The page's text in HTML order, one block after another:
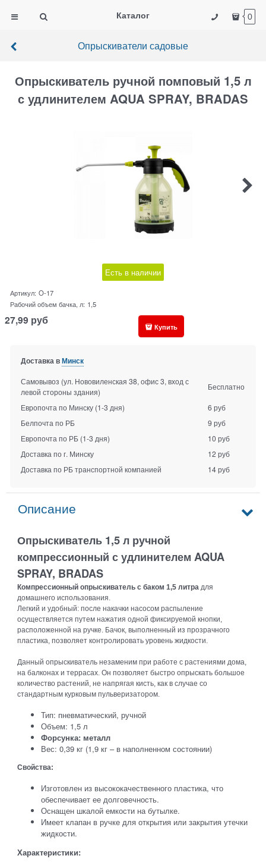
Каталог 0
Опрыскиватели садовые
Опрыскиватель ручной помповый 1,5 л
с удлинителем AQUA SPRAY, BRADAS
Есть в наличии
Артикул: O-17
Рабочий объем бачка, л: 1,5
27,99 руб Купить
Доставка вМинск
Самовывоз (ул. Нововиленская 38, офис 3, вход с
левой стороны здания)
Бесплатно
Европочта по Минску (1-3 дня)
6 руб
Белпочта по РБ
9 руб
Европочта по РБ (1-3 дня)
10 руб
Доставка по г. Минску
12 руб
Доставка по РБ транспортной компанией
14 руб
Описание
Опрыскиватель 1,5 л ручной
компрессионный с удлинителем AQUA
SPRAY, BRADAS
Компрессионный опрыскиватель с баком 1,5 литрадля
домашнего использования.
Легкий и удобный: после накачки насосом распыление
осуществляется путем нажатия одной фиксируемой кнопки,
расположенной на ручке. Бачок, выполненный из прозрачного
пластика, позволяет контролировать уровень жидкости.
Данный опрыскиватель незаменим при работе с растениями дома,
на балконах и террасах. Он позволяет быстро опрыскать большое
количество растений, не напрягая кисть, как в случае со
стандартным курковым пульверизатором.
Тип: пневматический, ручной
Объем: 1,5 л
Форсунка: металл
Вес: 0,39 кг (1,9 кг – в наполненном состоянии)
Свойства:
Изготовлен из высококачественного пластика, что
обеспечивает ее долговечность.
Оснащен шкалой емкости на бутылке.
Имеет клапан в ручке для открытия или закрытия утечки
жидкости.
Характеристики: